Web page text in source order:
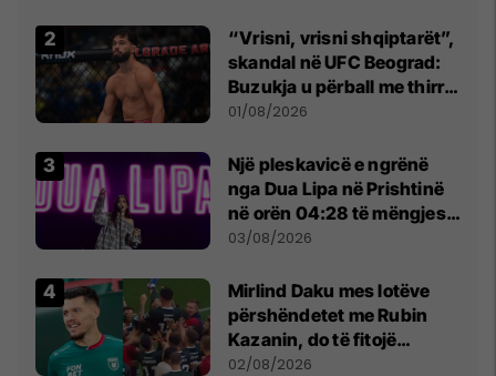
“Vrisni, vrisni shqiptarët”,
skandal në UFC Beograd:
Buzukja u përball me thirrje
anti-shqiptare nga
01/08/2026
Një pleskavicë e ngrënë
nga Dua Lipa në Prishtinë
në orën 04:28 të mëngjesit
- dhe bota digjitale serbe
03/08/2026
Mirlind Daku mes lotëve
përshëndetet me Rubin
Kazanin, do të fitojë
miliona te Spartak Moska
02/08/2026